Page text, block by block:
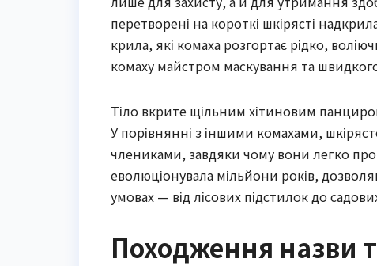
перетворені на короткі шкірясті
крила, які комаха розгортає рідко,
комаху майстром маскування та
Тіло вкрите щільним хітиновим
У порівнянні з іншими комахами,
члениками, завдяки чому вони легко
еволюціонувала мільйони років,
умовах — від лісових підстилок до
Походження назви